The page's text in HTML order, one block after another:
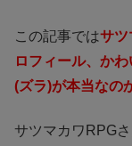
この記事ではサツ
ロフィール、か
(ズラ)が本当なの
サツマカワRPG